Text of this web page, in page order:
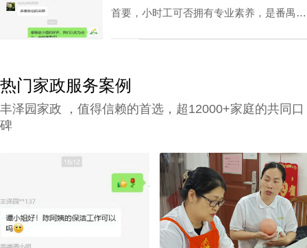
首要，小时工可否拥有专业素养，是番禺家
公司别墅小时工收费都是紧密依赖的。
热门家政服务案例
丰泽园家政 ，值得信赖的首选，超12000+家庭的共同口
碑